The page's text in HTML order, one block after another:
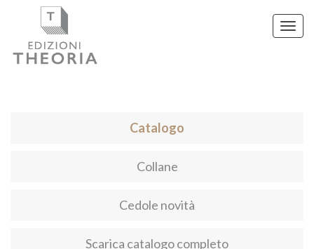
Catalogo
Collane
Cedole novità
Scarica catalogo completo